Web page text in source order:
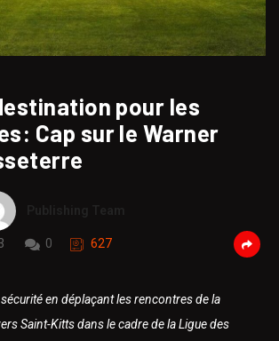
pour les
Cap sur le Warner
0 627
en déplaçant les rencontres de la
Saint-Kitts dans le cadre de la Ligue des